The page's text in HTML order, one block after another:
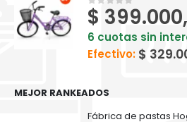
0out of 5
$
6 cuotas sin
Efectivo: $
MEJOR RANKEADOS
Fábrica de pastas